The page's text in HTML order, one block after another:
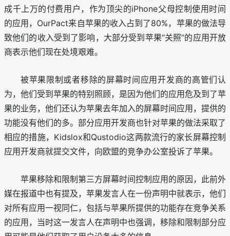
成千上万的付费用户，作为顶尖的iPhone父母控制使用时间
的应用，OurPact来自苹果的收入占到了80%，苹果的做法导
致他们的收入受到了影响，大部分受到苹果“关照”的应用开放
商表示他们现在处境艰难。
被苹果限制或者移除的屏幕时间应用开发商的高管们认
为，他们受到苹果的特别照顾，是因为他们的应用危及到了苹
果的业务，他们还认为苹果去年加入的屏幕时间应用，提供的
功能没有他们的多。部分应用开发商也针对苹果的做法采取了
相应的措施，Kidslox和Qustodio这两款流行的家长屏幕控制
应用开发商就提交文件，向欧盟的竞争办公室投诉了苹果。
苹果移除和限制第三方屏幕时间控制应用的原因，此前外
媒在报道中也有提及，苹果发言人在一份声明中就表示，他们
对所有应用一视同仁，包括与苹果所提供的功能存在竞争关系
的应用，当时这一发言人在声明中也强调，移除和限制部分应